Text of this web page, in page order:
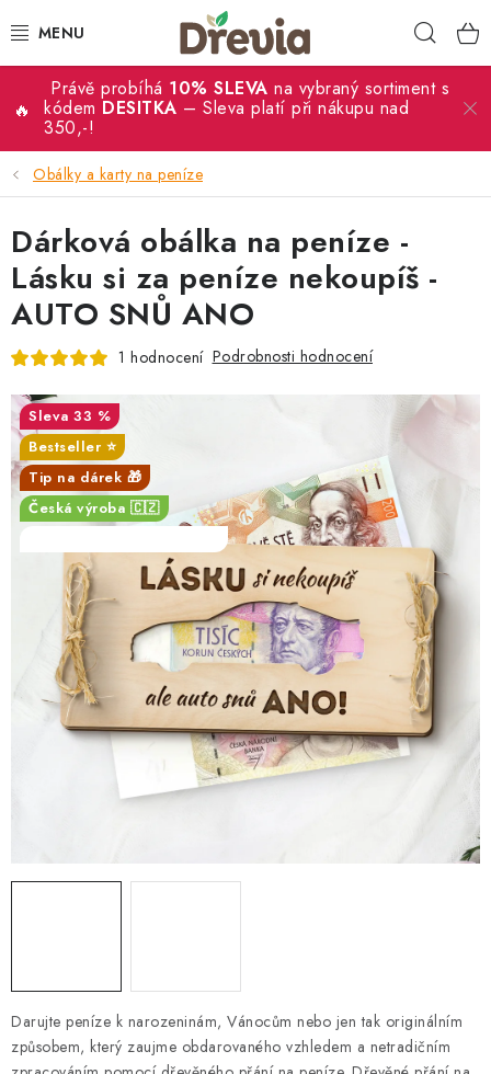
na
SVATBA 💍
DÁRKY
KUCHYŇSKÉ POTŘEBY
DEKORACE
MATERIÁLY A TVOŘENÍ
PRO FIRMY
NOVINKY
VÝPRODEJ 🔥
Hodnocení obchodu
Stav objednávky
Reklamace a vrácení zboží
Jak nakupovat
Dřeviny a certifikáty
Pro firmy Velkoobchod Kontakt
Právě probíhá 10% SLEVA na vybraný sortiment s
kódem DESITKA – Sleva platí při nákupu nad
350,-!
Obálky a karty na peníze
Darujte peníze k narozeninám, Vánocům nebo jen tak originálním
způsobem, který zaujme obdarovaného vzhledem a netradičním
Dárková obálka na peníze -
Lásku si za peníze nekoupíš -
AUTO SNŮ ANO
1 hodnocení Podrobnosti hodnocení
33 %
Bestseller ⭐️
Tip na dárek 🎁
Česká výroba 🇨🇿